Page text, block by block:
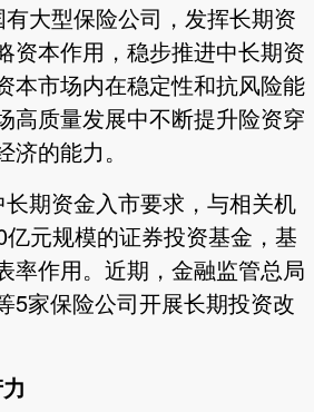
大型保险公司，发挥长期资
资本作用，稳步推进中长期资
本市场内在稳定性和抗风险能
高质量发展中不断提升险资穿
的能力。
期资金入市要求，与相关机
元规模的证券投资基金，基
率作用。近期，金融监管总局
5家保险公司开展长期投资改